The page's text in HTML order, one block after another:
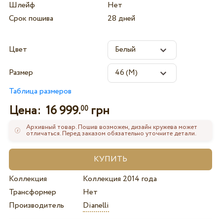
Шлейф
Нет
Срок пошива
28 дней
Цвет
Размер
Таблица размеров
Цена: 16 999.00грн
Архивный товар. Пошив возможен, дизайн кружева может
отличаться. Перед заказом обязательно уточните детали.
Коллекция
Коллекция 2014 года
Трансформер
Нет
Производитель
Dianelli